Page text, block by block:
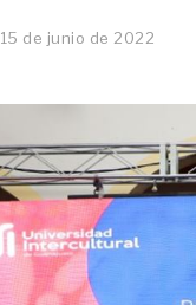
15 de junio de 2022